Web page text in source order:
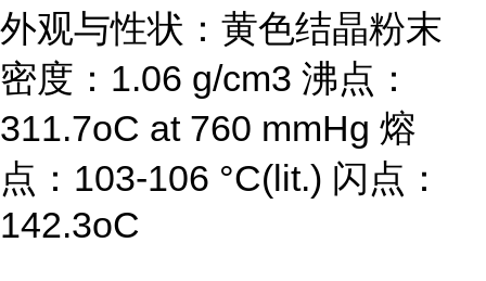
外观与性状：黄色结晶粉末
密度：1.06 g/cm3 沸点：
311.7oC at 760 mmHg 熔
点：103-106 °C(lit.) 闪点：
142.3oC